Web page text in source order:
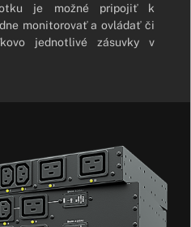
je možné pripojiť k
monitorovať a ovládať či
jednotlivé zásuvky v